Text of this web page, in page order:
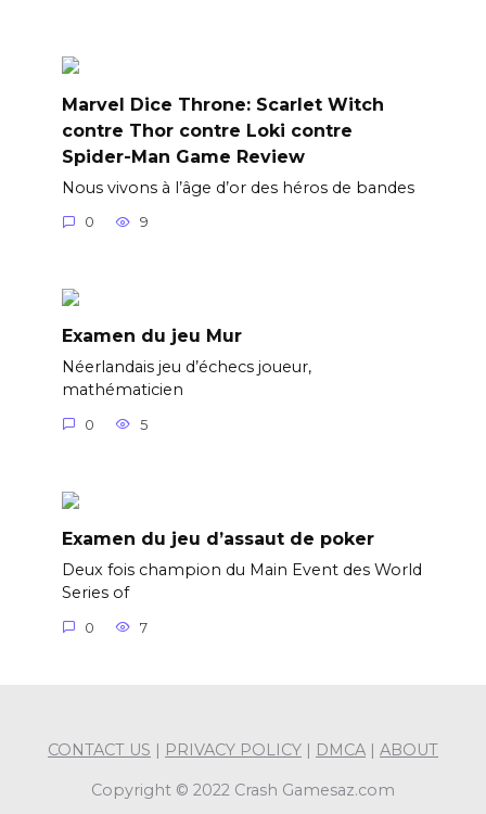
Marvel Dice Throne: Scarlet Witch
contre Thor contre Loki contre
Spider-Man Game Review
Nous vivons à l’âge d’or des héros de bandes
0 9
Examen du jeu Mur
Néerlandais jeu d’échecs joueur,
mathématicien
0 5
Examen du jeu d’assaut de poker
Deux fois champion du Main Event des World
Series of
0 7
CONTACT US PRIVACY POLICY DMCA ABOUT
Copyright © 2022 Crash Gamesaz.com